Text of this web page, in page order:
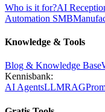
Who is it for?AI
Automation SMB
Knowledge & Tools
Blog & Knowledge Base
Kennisbank:
AI AgentsLLMRAG